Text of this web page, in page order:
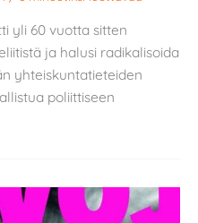
yli 60 vuotta sitten
ja halusi radikalisoida
yhteiskuntatieteiden
poliittiseen